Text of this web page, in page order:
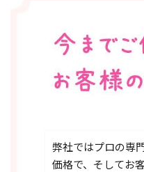
弊社ではプロの専
価格で、そしてお